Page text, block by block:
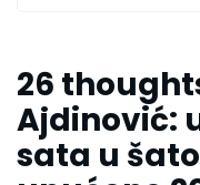
26
Ajdinović:
sata u